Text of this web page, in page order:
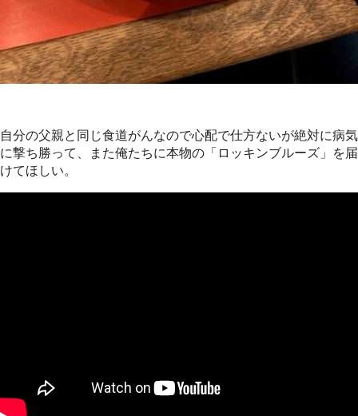
自分の父親と同じ食道がんなので心配で仕方ないが絶対に病気
に撃ち勝って、また俺たちに本物の「ロッキンブルーズ」を届
けてほしい。